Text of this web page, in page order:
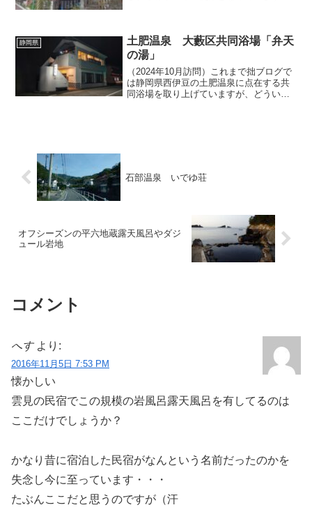
春の頃に訪問した時の内容で...
静岡県
土肥温泉 大藪区共同浴場「弁天
の湯」
（2024年10月訪問）これまで拙ブログで
は静岡県西伊豆の土肥温泉に点在する共
同浴場を取り上げていますが、どういう
石部温泉 いでゆ荘
オフシーズンの平六地蔵露天風呂やダジ
ュール岩地
コメント
へす より:
2016年11月5日 7:53 PM
懐かしい
雲見の民宿でこの規模の岩風呂露天風呂を有してるのは
ここだけでしょうか？
かなり昔に宿泊した民宿がなんという名前だったのかを
失念し今に至っています・・・
たぶんここだと思うのですが（汗